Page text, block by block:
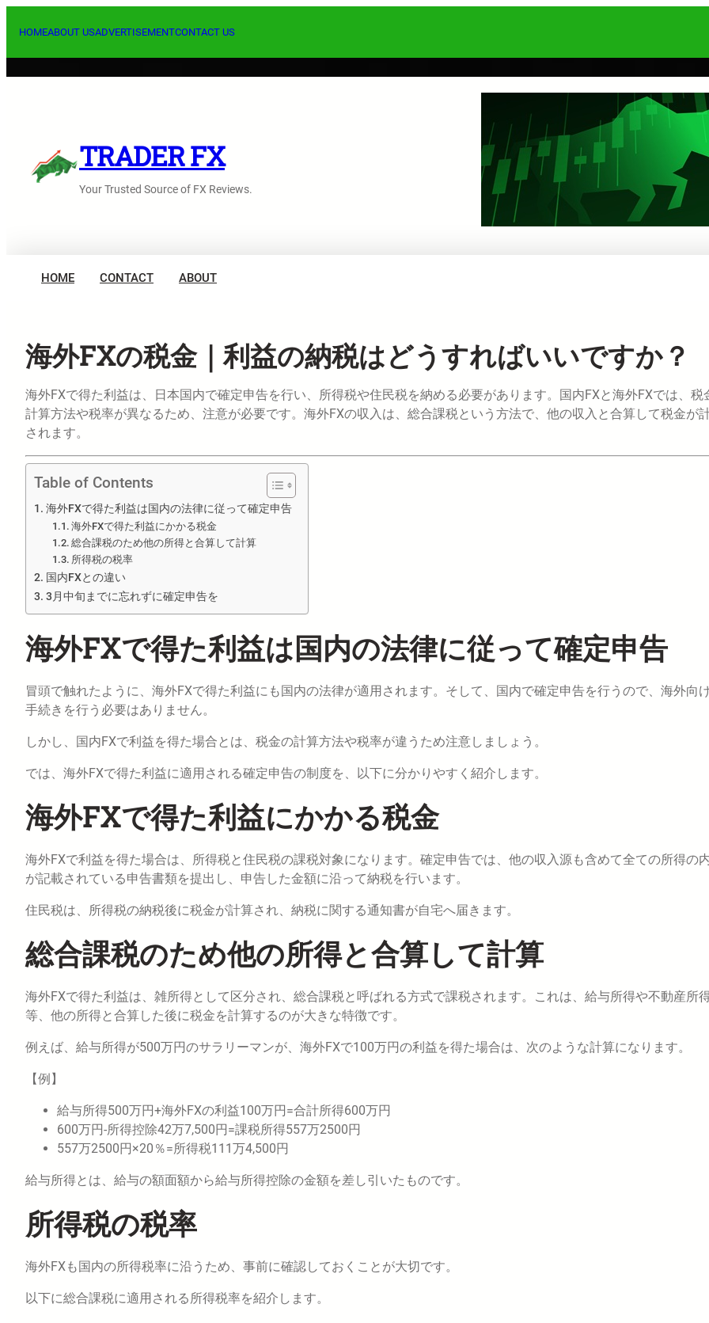
HOMEABOUT USADVERTISEMENTCONTACT US
TRADER FX
Your Trusted Source of FX Reviews.
HOME CONTACT ABOUT
海外FXの税金｜利益の納税はどうすればいいですか？
海外FXで得た利益は、日本国内で確定申告を行い、所得税や住民税を納める必要があります。国内FXと海外FXでは、税
計算方法や税率が異なるため、注意が必要です。海外FXの収入は、総合課税という方法で、他の収入と合算して税金が
されます。
Table of Contents
海外FXで得た利益は国内の法律に従って確定申告
海外FXで得た利益にかかる税金
総合課税のため他の所得と合算して計算
所得税の税率
国内FXとの違い
3月中旬までに忘れずに確定申告を
海外FXで得た利益は国内の法律に従って確定申告
冒頭で触れたように、海外FXで得た利益にも国内の法律が適用されます。そして、国内で確定申告を行うので、海外向
手続きを行う必要はありません。
しかし、国内FXで利益を得た場合とは、税金の計算方法や税率が違うため注意しましょう。
では、海外FXで得た利益に適用される確定申告の制度を、以下に分かりやすく紹介します。
海外FXで得た利益にかかる税金
海外FXで利益を得た場合は、所得税と住民税の課税対象になります。確定申告では、他の収入源も含めて全ての所得の
が記載されている申告書類を提出し、申告した金額に沿って納税を行います。
住民税は、所得税の納税後に税金が計算され、納税に関する通知書が自宅へ届きます。
総合課税のため他の所得と合算して計算
海外FXで得た利益は、雑所得として区分され、総合課税と呼ばれる方式で課税されます。これは、給与所得や不動産所
等、他の所得と合算した後に税金を計算するのが大きな特徴です。
例えば、給与所得が500万円のサラリーマンが、海外FXで100万円の利益を得た場合は、次のような計算になります。
【例】
給与所得500万円+海外FXの利益100万円=合計所得600万円
600万円-所得控除42万7,500円=課税所得557万2500円
557万2500円×20％=所得税111万4,500円
給与所得とは、給与の額面額から給与所得控除の金額を差し引いたものです。
所得税の税率
海外FXも国内の所得税率に沿うため、事前に確認しておくことが大切です。
以下に総合課税に適用される所得税率を紹介します。